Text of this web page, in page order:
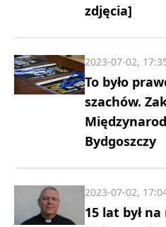
zdjęcia]
To było
szachów.
Bydgoszczy
2023-07-02,
15 lat był
2023-07-02,